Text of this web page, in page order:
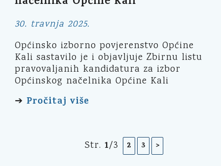
30. travnja 2025.
Općinsko izborno povjerenstvo Općine
Kali sastavilo je i objavljuje Zbirnu listu
pravovaljanih kandidatura za izbor
Općinskog načelnika Općine Kali
➔ Pročitaj više
Str. 1/3